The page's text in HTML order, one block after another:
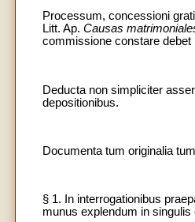
Processum, concessioni
Litt. Ap. Causas
commissione constare
Deducta non simpliciter
depositionibus.
Documenta tum originalia
§ 1. In interrogationibus
munus explendum in